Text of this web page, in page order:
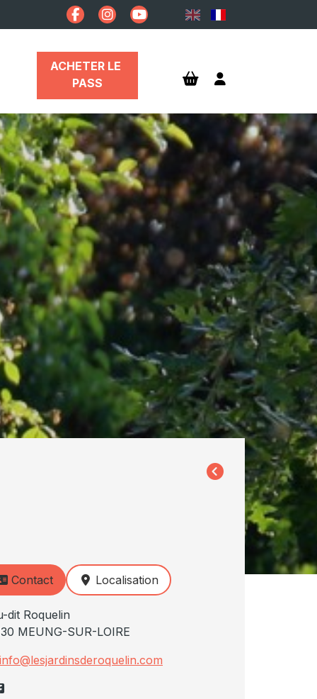
ACHETER LE
PASS
Contact Localisation
dit Roquelin
MEUNG-SUR-LOIRE
info@lesjardinsderoquelin.com